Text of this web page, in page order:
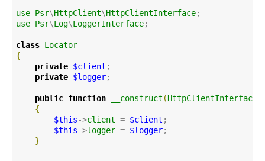
use Psr\HttpClient\HttpClientInterface
use Psr\Log\LoggerInterface;
class Locator
{
private $client ;
private $logger;
public function __construct (HttpClientInterface
{
$this->client = $client ;
$this->logger = $logger;
}